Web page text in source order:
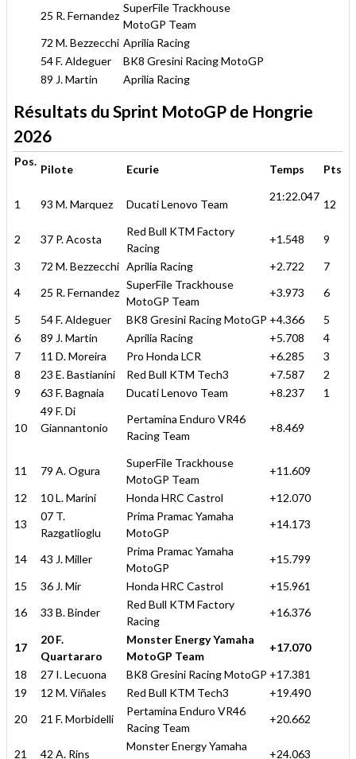
25 R. Fernandez
SuperFile Trackhouse
MotoGP Team
72 M. Bezzecchi Aprilia Racing
54 F. Aldeguer
BK8 Gresini Racing MotoGP
89 J. Martin
Aprilia Racing
Résultats du Sprint MotoGP de Hongrie
2026
Pos.
Pilote Ecurie Temps Pts
1 93 M. Marquez Ducati Lenovo Team
21:22.047
12
2 37 P. Acosta
Red Bull KTM Factory
Racing
+1.548
9
3
72 M. Bezzecchi Aprilia Racing +2.722
7
4
25 R. Fernandez
SuperFile Trackhouse
MotoGP Team
+3.973
6
5
54 F. Aldeguer BK8 Gresini Racing MotoGP +4.366
5
6
89 J. Martin Aprilia Racing +5.708
4
7
11 D. Moreira Pro Honda LCR +6.285
3
8
23 E. Bastianini Red Bull KTM Tech3 +7.587
2
9
63 F. Bagnaia Ducati Lenovo Team +8.237 1
10
49 F. Di
Giannantonio
Pertamina Enduro VR46
Racing Team
+8.469
11 79 A. Ogura
SuperFile Trackhouse
MotoGP Team
+11.609
12
10 L. Marini Honda HRC Castrol
+12.070
13
07 T.
Razgatlioglu
Prima Pramac Yamaha
MotoGP
+14.173
14 43 J. Miller
Prima Pramac Yamaha
MotoGP
+15.799
15
36 J. Mir Honda HRC Castrol
+15.961
16
33 B. Binder
Red Bull KTM Factory
Racing
+16.376
17
20 F.
Quartararo
Monster Energy Yamaha
MotoGP Team
+17.070
18
27 I. Lecuona BK8 Gresini Racing MotoGP +17.381
19
12 M. Viñales Red Bull KTM Tech3
+19.490
20
21 F. Morbidelli
Pertamina Enduro VR46
Racing Team
+20.662
21 42 A. Rins
Monster Energy Yamaha
+24.063